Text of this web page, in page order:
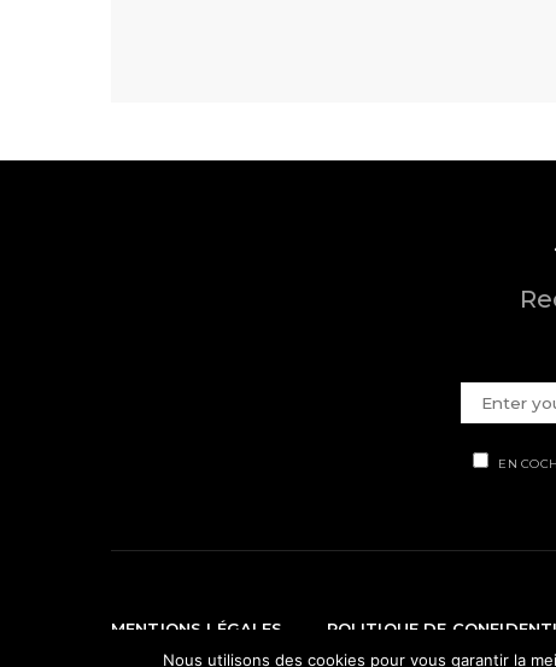
EN
MENTIONS LÉGALES POLITIQUE DE
Nous utilisons des cookies pour vous garantir la